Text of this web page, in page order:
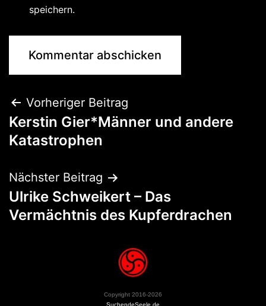
speichern.
Vorheriger Beitrag
Kerstin Gier*Männer und andere
Katastrophen
Nächster Beitrag
Ulrike Schweikert – Das
Vermächtnis des Kupferdrachen
Copyright 2016-2026
SuchendeSeele.de